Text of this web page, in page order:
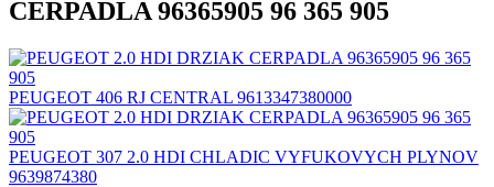
CERPADLA 96365905 96 365 905
PEUGEOT 406 RJ CENTRAL 9613347380000
PEUGEOT 307 2.0 HDI CHLADIC VYFUKOVYCH PLYNOV
9639874380